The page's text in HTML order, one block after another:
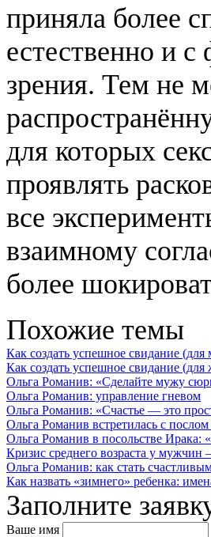
приняла более
естественно и с
зрения. Тем не
для которых
проявлять
все
взаимному
более
Похожие темы
Как создать успешное свидание
Как создать успешное свидание
Ольга Романив: «Сделайте мужу
Ольга Романив: управление гневом
Ольга Романив: «Счастье — это
Ольга Романив встретилась с
Ольга Романив в посольстве Ирака:
Кризис среднего возраста у мужчин
Ольга Романив: как стать
Как назвать «зимнего» ребенка:
Заполните
Ваше имя